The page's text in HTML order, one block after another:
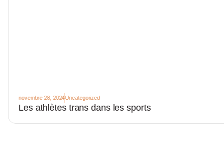
novembre 28, 2024Uncategorized
Les athlètes trans dans les sports